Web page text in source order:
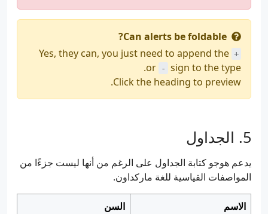
Can alerts be foldable?
Yes, they can, you just need to append the +
or -
sign to the type.
Click the heading to preview.
الجداول
يدعم هوجو كتابة الجداول على الرغم من أنها ليست جزءًا من
المواصفات القياسية للغة ماركداون.
الاسم
السن